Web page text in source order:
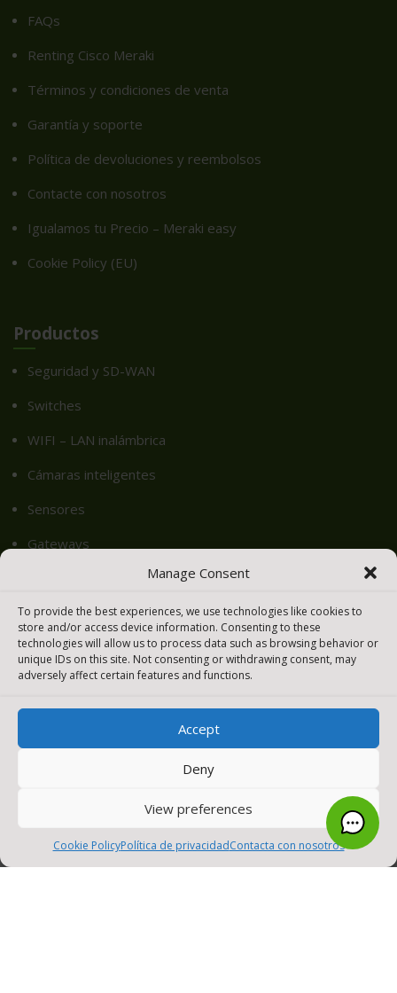
Manage Consent
To provide the best experiences, we use technologies like cookies to
store and/or access device information. Consenting to these
technologies will allow us to process data such as browsing behavior or
unique IDs on this site. Not consenting or withdrawing consent, may
adversely affect certain features and functions.
Accept
Deny
View preferences
Cookie PolicyPolítica de privacidadContacta con nosotros
FAQs
Renting Cisco Meraki
Términos y condiciones de venta
Garantía y soporte
Política de devoluciones y reembolsos
Contacte con nosotros
Igualamos tu Precio – Meraki easy
Cookie Policy (EU)
Productos
Seguridad y SD-WAN
Switches
WIFI – LAN inalámbrica
Cámaras inteligentes
Sensores
Gateways
Seguridad DNS – Cisco Umbrella
Compra y Renovación de Licencias
SOCIAL MEDIA